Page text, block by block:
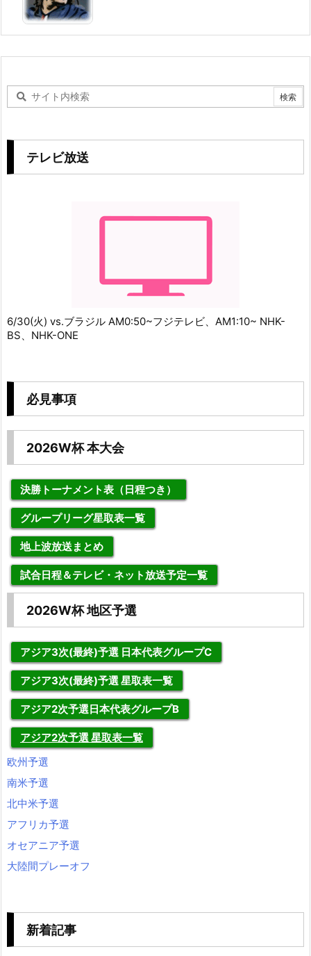
テレビ放送
6/30(火) vs.ブラジル AM0:50~フジテレビ、AM1:10~ NHK-
BS、NHK-ONE
必見事項
2026W杯 本大会
決勝トーナメント表（日程つき）
グループリーグ星取表一覧
地上波放送まとめ
試合日程＆テレビ・ネット放送予定一覧
2026W杯 地区予選
アジア3次(最終)予選 日本代表グループC
アジア3次(最終)予選 星取表一覧
アジア2次予選日本代表グループB
アジア2次予選 星取表一覧
欧州予選
南米予選
北中米予選
アフリカ予選
オセアニア予選
大陸間プレーオフ
新着記事